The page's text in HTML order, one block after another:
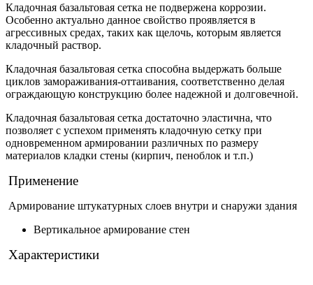
Кладочная базальтовая сетка не подвержена коррозии.
Особенно актуально данное свойство проявляется в
агрессивных средах, таких как щелочь, которым является
кладочный раствор.
Кладочная базальтовая сетка способна выдержать больше
циклов замораживания-оттаивания, соответственно делая
ограждающую конструкцию более надежной и долговечной.
Кладочная базальтовая сетка достаточно эластична, что
позволяет с успехом применять кладочную сетку при
одновременном армировании различных по размеру
материалов кладки стены (кирпич, пеноблок и т.п.)
Применение
Армирование штукатурных слоев внутри и снаружи здания
Вертикальное армирование стен
Характеристики